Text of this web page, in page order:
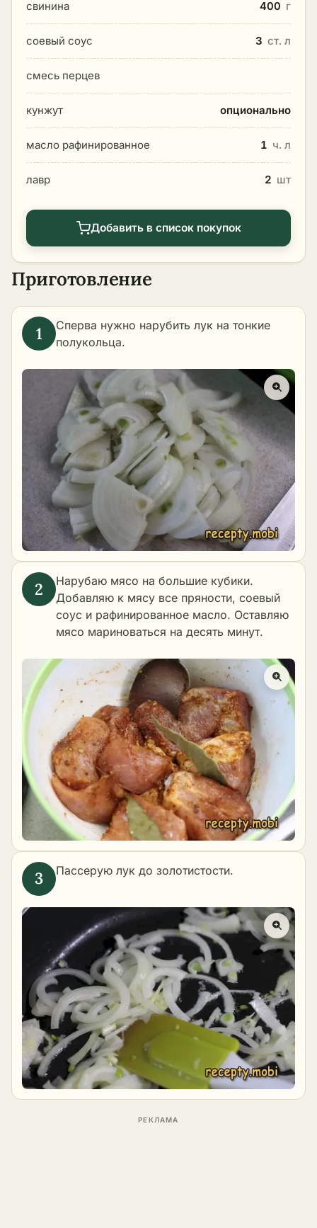
свинина 400 г
соевый соус 3 ст. л
смесь перцев
кунжут опционально
масло рафинированное 1 ч. л
лавр 2 шт
Добавить в список покупок
Приготовление
Сперва нужно нарубить лук на тонкие
полукольца.
Нарубаю мясо на большие кубики.
Добавляю к мясу все пряности, соевый
соус и рафинированное масло. Оставляю
мясо мариноваться на десять минут.
Пассерую лук до золотистости.